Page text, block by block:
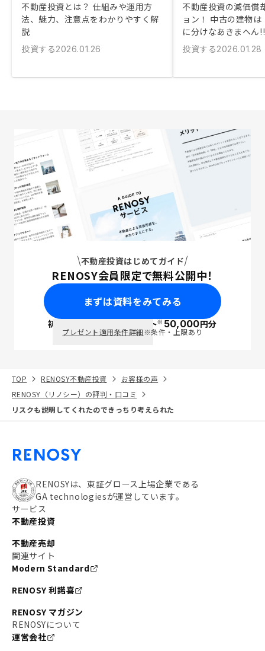
不動産投資とは？ 仕組みや運用方
法、魅力、注意点をわかりやすく解
説
投資する2026.01.26
不動産投資の減価償
ョン！ 中古の建物
に分けなあきまへん!!
投資する2026.01.28
不動産投資はじめてガイド
RENOSY会員限定で無料公開中！
まずは資料をみてみる
初回面談で ポイント※50,000円分
プレゼント適用条件詳細※条件・上限あり
TOP RENOSY不動産投資
お客様の声
RENOSY（リノシー）の評判・口コミ
リスクも説明してくれたのできっちり考えられた
RENOSYは、東証グロース上場企業である
GA technologiesが運営しています。
サービス
不動産投資
不動産売却
関連サイト
Modern Standard
RENOSY 利諾喜
RENOSY マガジン
RENOSYについて
運営会社